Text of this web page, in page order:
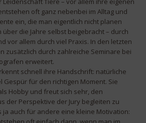
oft ganz nebenbei im Alltag und
ein, die man eigentlich nicht planen
über die Jahre selbst beigebracht – durch
vor allem durch viel Praxis. In den letzten
zusätzlich durch zahlreiche Seminare bei
erweitert.
schnell ihre Handschrift: natürliche
Gespür für den richtigen Moment. Sie
Hobby und freut sich sehr, den
der Perspektive der Jury begleiten zu
ja auch für andere eine kleine Motivation: